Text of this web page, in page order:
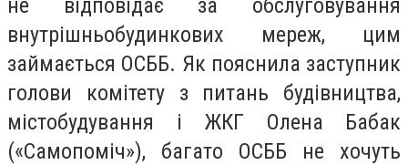
внутрішньобудинкових мереж, цим
займається ОСББ. Як пояснила заступник
голови комітету з питань будівництва,
містобудування і ЖКГ Олена Бабак
(«Самопоміч»), багато ОСББ не хочуть